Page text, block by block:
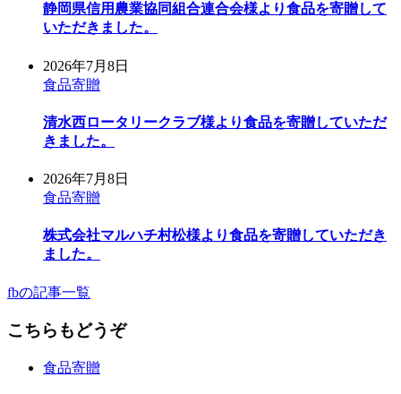
静岡県信用農業協同組合連合会様より食品を寄贈して
いただきました。
2026年7月8日
食品寄贈
清水西ロータリークラブ様より食品を寄贈していただ
きました。
2026年7月8日
食品寄贈
株式会社マルハチ村松様より食品を寄贈していただき
ました。
fbの記事一覧
こちらもどうぞ
食品寄贈